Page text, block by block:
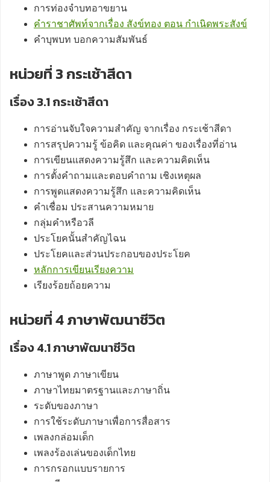
การท่องจำบทอาขยาน
คำราชาศัพท์จากเรื่อง สังข์ทอง ตอน กำเนิดพระสังข์
คำบุพบท บอกความสัมพันธ์
หน่วยที่ 3 กระเช้าสีดา
เรื่อง 3.1 กระเช้าสีดา
การอ่านจับใจความสำคัญ จากเรื่อง กระเช้าสีดา
การสรุปความรู้ ข้อคิด และคุณค่า ของเรื่องที่อ่าน
การเขียนแสดงความรู้สึก และความคิดเห็น
การตั้งคำถามและตอบคำถาม เชิงเหตุผล
การพูดแสดงความรู้สึก และความคิดเห็น
คำเชื่อม ประสานความหมาย
กลุ่มคำหรือวลี
ประโยคนั้นสำคัญไฉน
ประโยคและส่วนประกอบของประโยค
หลักการเขียนเรียงความ
เรียงร้อยถ้อยความ
หน่วยที่ 4 ภาษาพัฒนาชีวิต
เรื่อง 4.1 ภาษาพัฒนาชีวิต
ภาษาพูด ภาษาเขียน
ภาษาไทยมาตรฐานและภาษาถิ่น
ระดับของภาษา
การใช้ระดับภาษาเพื่อการสื่อสาร
เพลงกล่อมเด็ก
เพลงร้องเล่นของเด็กไทย
การกรอกแบบรายการ